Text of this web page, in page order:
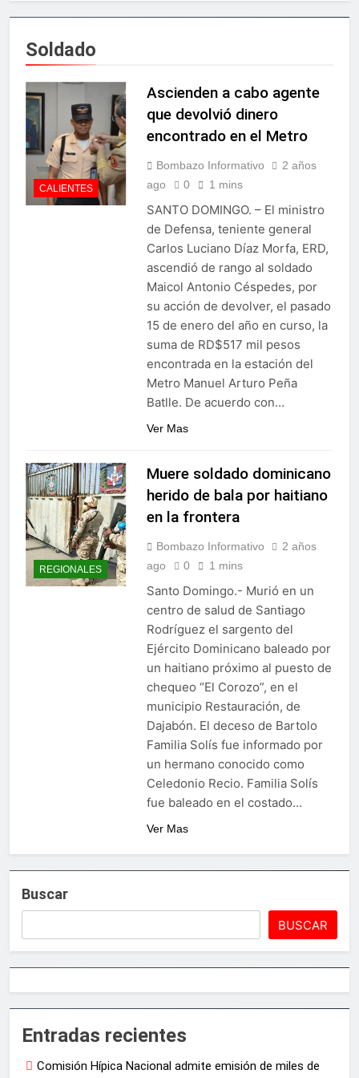
Presidente entrega 1,500
becas internacionales para
sobre Prevención de Lavado
de Activos y Juego
Responsable
2 Días Ago
Presidente Abinader
participa en primer Foro
Meta RD 2036 con miras a
económico
2 Días Ago
Irán condiciona reapertura
de Ormuz al fin de
amenazas EU
Agricultura impulsará la
mecanización del campo
con el programa
PRONAMEC
2 Días Ago
Confirman prisión a
Santiago Hazim y otros
seis implicados en caso
SeNaSa
2 Días Ago
Marileidy Paulino
conquista el oro en los 400
metros planos
plantea posición sobre
proyecto de Ley General de
3 Días Ago
Soldado
CALIENTES
Ascienden a cabo agente
que devolvió dinero
encontrado en el Metro
Bombazo Informativo
2 años
ago
0 1 mins
SANTO DOMINGO. – El ministro
de Defensa, teniente general
Carlos Luciano Díaz Morfa, ERD,
ascendió de rango al soldado
Maicol Antonio Céspedes, por
su acción de devolver, el pasado
15 de enero del año en curso, la
suma de RD$517 mil pesos
encontrada en la estación del
Metro Manuel Arturo Peña
Batlle. De acuerdo con…
Ver Mas
REGIONALES
Muere soldado dominicano
herido de bala por haitiano
en la frontera
Bombazo Informativo
2 años
ago
0 1 mins
Santo Domingo.- Murió en un
centro de salud de Santiago
Rodríguez el sargento del
Ejército Dominicano baleado por
un haitiano próximo al puesto de
chequeo “El Corozo”, en el
municipio Restauración, de
Dajabón. El deceso de Bartolo
Familia Solís fue informado por
un hermano conocido como
Celedonio Recio. Familia Solís
fue baleado en el costado…
Ver Mas
Buscar
BUSCAR
Entradas recientes
Comisión Hípica Nacional admite emisión de miles de